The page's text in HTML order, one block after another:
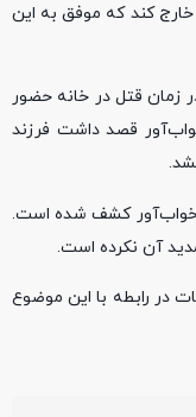
کند که موفق به این
۱۵ ساله است که در زمان قتل در خانه حضور
با دادن حدود ۱۰ قرص خواب‌آور قصد داشت فرزند
خواب‌آور کشف شده است.
آن نکرده است.
در رابطه با این موضوع